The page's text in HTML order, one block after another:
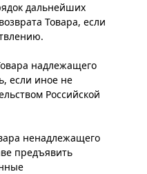
дальнейших
Товара, если
надлежащего
если иное не
Российской
ненадлежащего
предъявить